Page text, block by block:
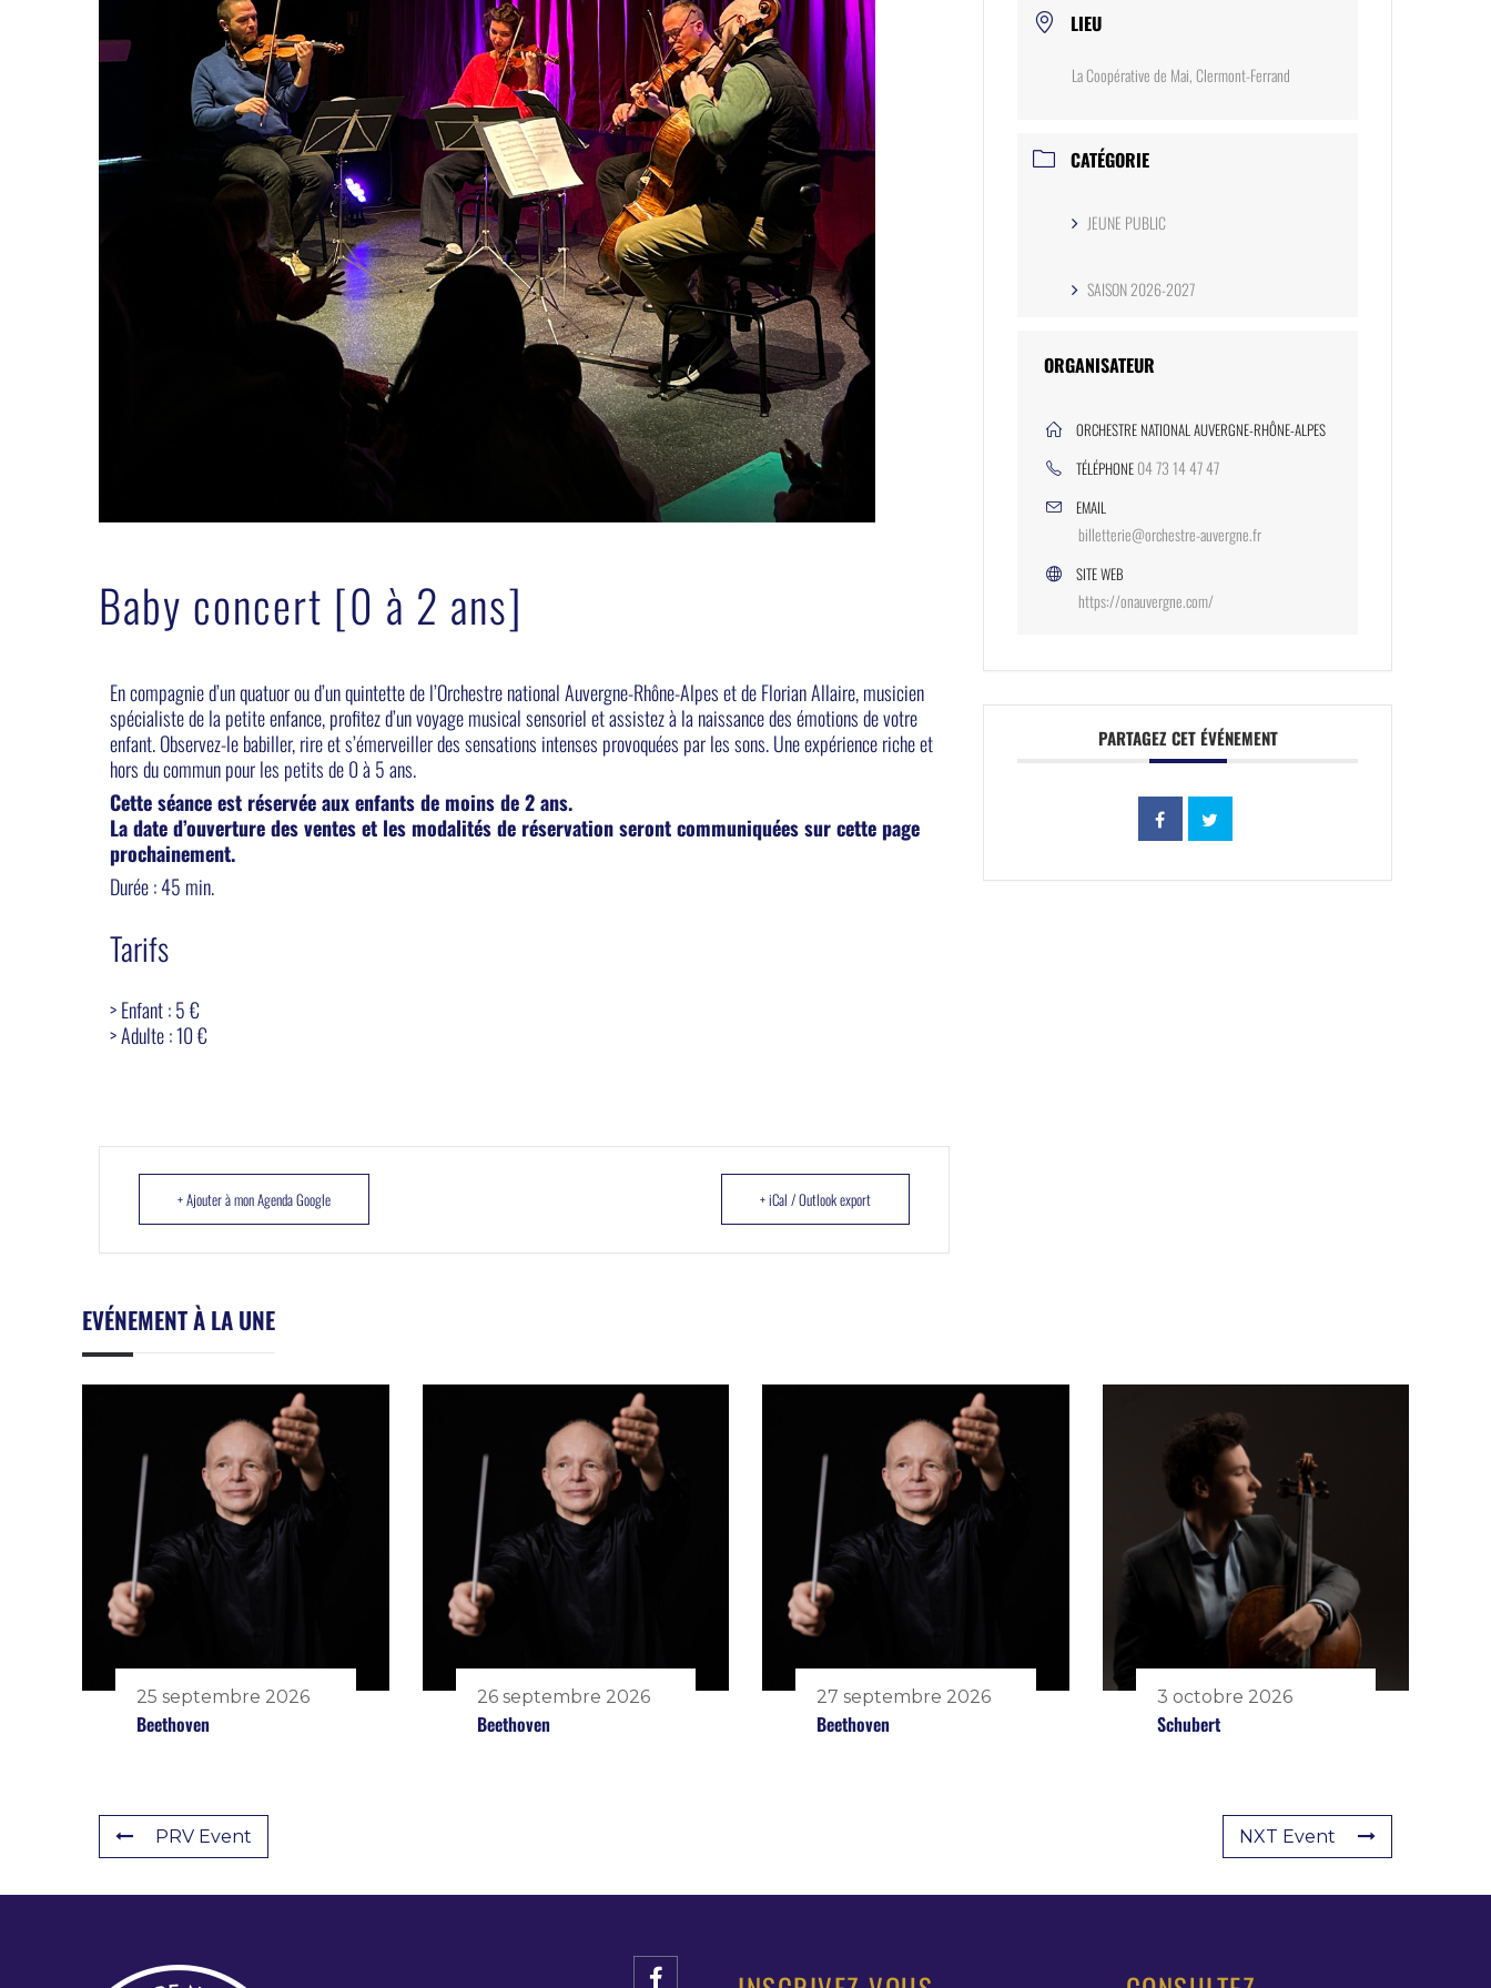
Baby concert [0 à 2 ans]
En compagnie d’un quatuor ou d’un quintette de l’Orchestre national Auvergne-Rhône-Alpes et de Florian Allaire, musicien
spécialiste de la petite enfance, profitez d’un voyage musical sensoriel et assistez à la naissance des émotions de votre
enfant. Observez-le babiller, rire et s’émerveiller des sensations intenses provoquées par les sons. Une expérience riche et
hors du commun pour les petits de 0 à 5 ans.
Cette séance est réservée aux enfants de moins de 2 ans.
La date d’ouverture des ventes et les modalités de réservation seront communiquées sur cette page
prochainement.
Durée : 45 min.
Tarifs
> Enfant : 5 €
> Adulte : 10 €
+ Ajouter à mon Agenda Google + iCal / Outlook export
LIEU
La Coopérative de Mai, Clermont-Ferrand
CATÉGORIE
JEUNE PUBLIC
SAISON 2026-2027
ORGANISATEUR
ORCHESTRE NATIONAL AUVERGNE-RHÔNE-ALPES
TÉLÉPHONE 04 73 14 47 47
EMAIL
billetterie@orchestre-auvergne.fr
SITE WEB
https://onauvergne.com/
PARTAGEZ CET ÉVÉNEMENT
EVÉNEMENT À LA UNE
25 septembre 2026
Beethoven
26 septembre 2026
Beethoven
27 septembre 2026
Beethoven
3 octobre 2026
Schubert
PRV Event NXT Event